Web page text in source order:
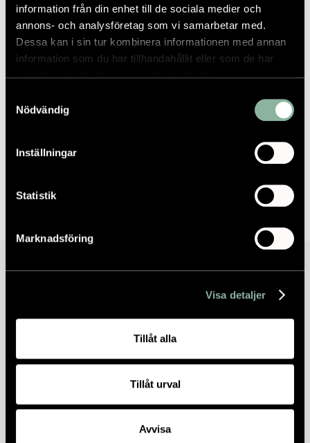
information från din enhet till de sociala medier och
annons- och analysföretag som vi samarbetar med.
Dessa kan i sin tur kombinera informationen med annan
information som du har tillhandahållit eller som de har
samlat in när du har använt deras tjänster.
Nödvändig
Inställningar
Statistik
Marknadsföring
Visa detaljer
Tillåt alla
Tillåt urval
Avvisa
VIKTORIA RYDJA
viktoria.rydja@aix.se